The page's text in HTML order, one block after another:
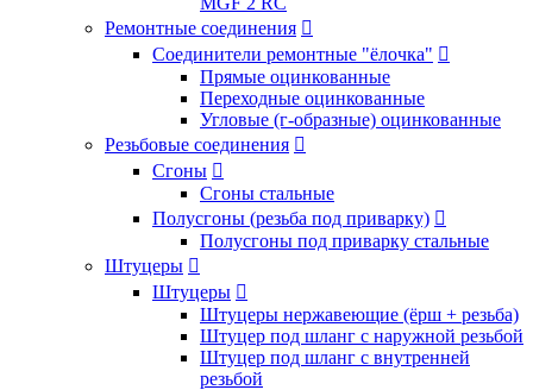
Ремонтные соединения 
Соединители ремонтные "ёлочка" 
Прямые оцинкованные
Переходные оцинкованные
Угловые (г-образные) оцинкованные
Резьбовые соединения 
Сгоны 
Сгоны стальные
Полусгоны (резьба под приварку) 
Полусгоны под приварку стальные
Штуцеры 
Штуцеры 
Штуцеры нержавеющие (ёрш + резьба)
Штуцер под шланг с наружной резьбой
Штуцер под шланг с внутренней
резьбой